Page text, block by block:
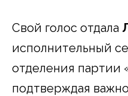
Свой голос отдала
исполнительный
отделения партии
подтверждая